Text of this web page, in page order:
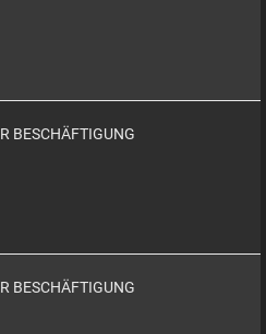
BESCHÄFTIGUNG
BESCHÄFTIGUNG